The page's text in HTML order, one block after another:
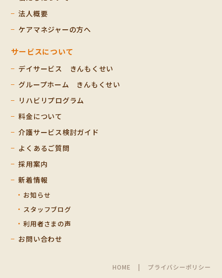
法人概要
ケアマネジャーの方へ
サービスについて
デイサービス きんもくせい
グループホーム きんもくせい
リハビリプログラム
料金について
介護サービス検討ガイド
よくあるご質問
採用案内
新着情報
お知らせ
スタッフブログ
利用者さまの声
お問い合わせ
HOME プライバシーポリシー